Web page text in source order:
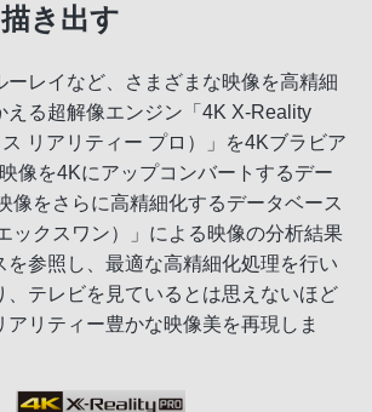
き出す
ーレイなど、さまざまな映像を高精細
える超解像エンジン「4K X-Reality
リアリティー プロ）」を4Kブラビア
像を4Kにアップコンバートするデー
像をさらに高精細化するデータベース
ックスワン）」による映像の分析結果
を参照し、最適な高精細化処理を行い
、テレビを見ているとは思えないほど
アリティー豊かな映像美を再現しま